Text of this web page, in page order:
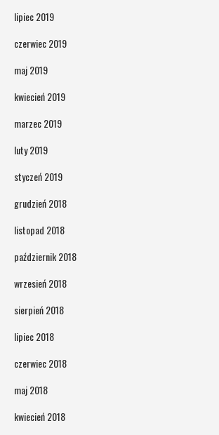
lipiec 2019
czerwiec 2019
maj 2019
kwiecień 2019
marzec 2019
luty 2019
styczeń 2019
grudzień 2018
listopad 2018
październik 2018
wrzesień 2018
sierpień 2018
lipiec 2018
czerwiec 2018
maj 2018
kwiecień 2018